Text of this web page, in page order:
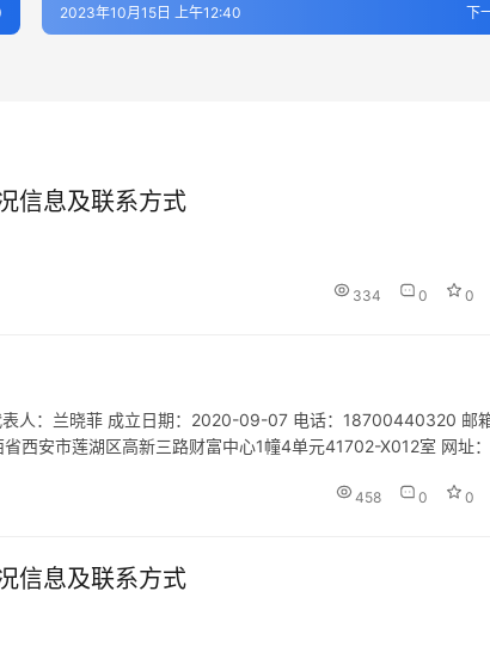
下
2023年10月15日 上午12:40
信息及联系方式
334 0 0
人：兰晓菲 成立日期：2020-09-07 电话：18700440320 邮
西安市莲湖区高新三路财富中心1幢4单元41702-X012室 网址
458 0 0
信息及联系方式